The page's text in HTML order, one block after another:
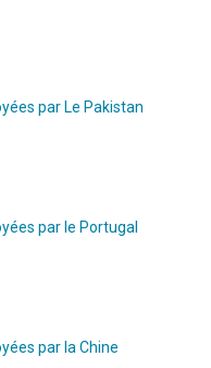
par Le Pakistan
par le Portugal
par la Chine